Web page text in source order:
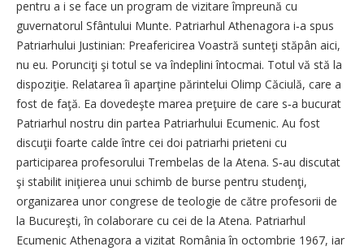
pentru a i se face un program de vizitare îm­preună cu
guvernatorul Sfântului Munte. Patriarhul Athenagora i‑a spus
Patriarhului Justinian: Preafericirea Voastră sunteţi stăpân aici,
nu eu. Porunciţi şi totul se va îndeplini întocmai. Totul vă stă la
dispoziţie. Relatarea îi aparţine părintelui Olimp Căciulă, care a
fost de faţă. Ea dovedeşte marea preţuire de care s‑a bucurat
Patriarhul nostru din partea Patriar­hului Ecumenic. Au fost
discuţii foarte calde între cei doi patriarhi prieteni cu
participarea profesorului Trembelas de la Atena. S‑au discutat
şi stabilit iniţierea unui schimb de burse pentru studenţi,
organizarea unor congrese de teologie de către profesorii de
la Bu­cureşti, în colaborare cu cei de la Atena. Patriarhul
Ecumenic Athenagora a vizitat România în octombrie 1967, iar